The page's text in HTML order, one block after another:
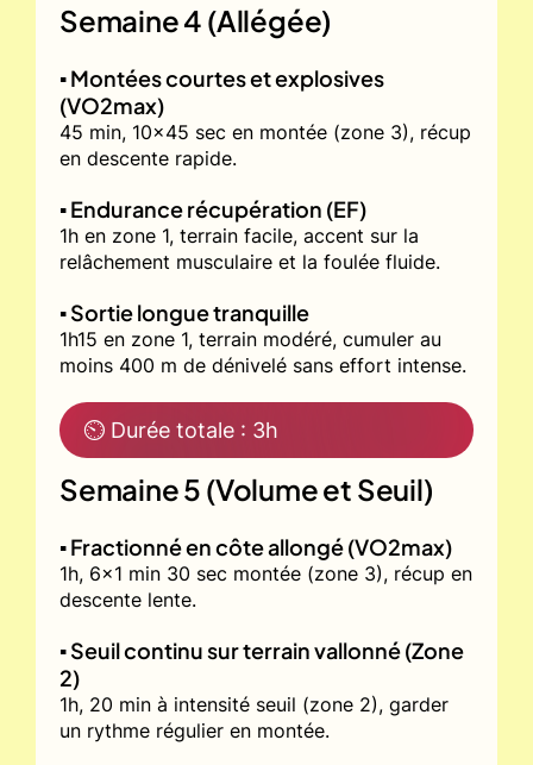
Semaine 4 (Allégée)
▪️ Montées courtes et explosives
(VO2max)
45 min, 10x45 sec en montée (zone 3), récup
en descente rapide.
▪️ Endurance récupération (EF)
1h en zone 1, terrain facile, accent sur la
relâchement musculaire et la foulée fluide.
▪️ Sortie longue tranquille
1h15 en zone 1, terrain modéré, cumuler au
moins 400 m de dénivelé sans effort intense.
⏲ Durée totale : 3h
Semaine 5 (Volume et Seuil)
▪️ Fractionné en côte allongé (VO2max)
1h, 6x1 min 30 sec montée (zone 3), récup en
descente lente.
▪️ Seuil continu sur terrain vallonné (Zone
2)
1h, 20 min à intensité seuil (zone 2), garder
un rythme régulier en montée.